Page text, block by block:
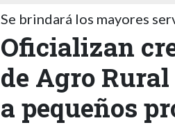
Se brindará los mayores
Oficializan
de Agro
a pequeños